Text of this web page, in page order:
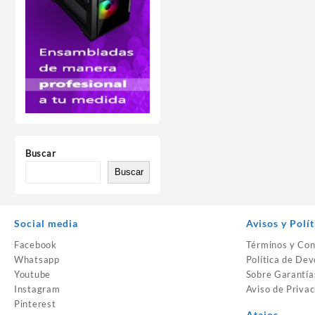
Buscar
Buscar
Social media
Facebook
Whatsapp
Youtube
Instagram
Pinterest
Avisos y
Términos y
Política de
Sobre
Aviso de